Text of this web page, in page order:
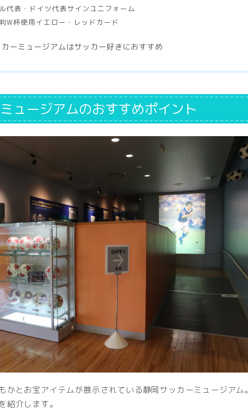
代表・ドイツ代表サインユニフォーム
W杯使用イエロー・レッドカード
ーミュージアムはサッカー好きにおすすめ
ュージアムのおすすめポイント
かとお宝アイテムが展示されている静岡サッカーミュージアム。
紹介します。